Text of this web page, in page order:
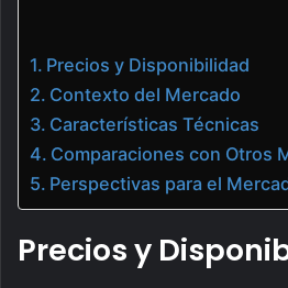
Precios y Disponibilidad
Contexto del Mercado
Características Técnicas
Comparaciones con Otros
Perspectivas para el
Precios y